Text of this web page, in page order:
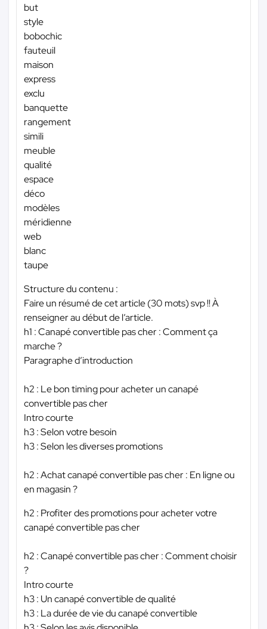
but
style
bobochic
fauteuil
maison
express
exclu
banquette
rangement
simili
meuble
qualité
espace
déco
modèles
méridienne
web
blanc
taupe
Structure du contenu :
Faire un résumé de cet article (30 mots) svp !! À
renseigner au début de l’article.
h1 : Canapé convertible pas cher : Comment ça
marche ?
Paragraphe d’introduction
h2 : Le bon timing pour acheter un canapé
convertible pas cher
Intro courte
h3 : Selon votre besoin
h3 : Selon les diverses promotions
h2 : Achat canapé convertible pas cher : En ligne ou
en magasin ?
h2 : Profiter des promotions pour acheter votre
canapé convertible pas cher
h2 : Canapé convertible pas cher : Comment choisir
?
Intro courte
h3 : Un canapé convertible de qualité
h3 : La durée de vie du canapé convertible